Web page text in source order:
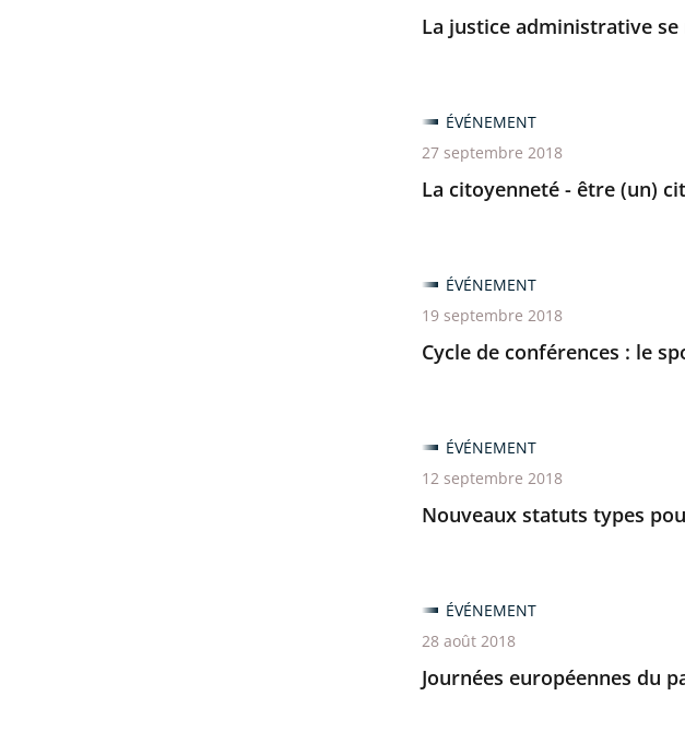
La justice administrative
La citoyenneté - être (un)
ÉVÉNEMENT
27 septembre 2018
Cycle de conférences : le
ÉVÉNEMENT
19 septembre 2018
Nouveaux statuts types
ÉVÉNEMENT
12 septembre 2018
Journées européennes du
ÉVÉNEMENT
28 août 2018